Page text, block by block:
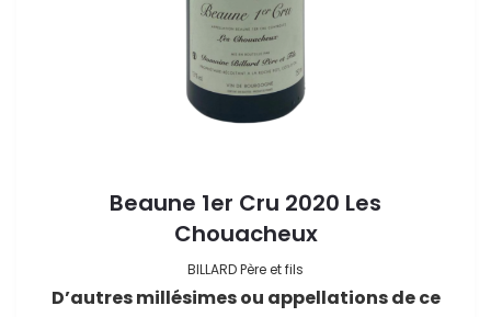
Beaune 1er Cru 2020 Les
Chouacheux
BILLARD Père et fils
D’autres millésimes ou appellations de ce